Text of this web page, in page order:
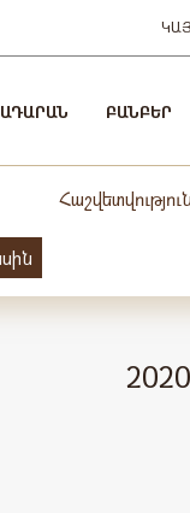
ԲԱՆԲԵՐ
2020